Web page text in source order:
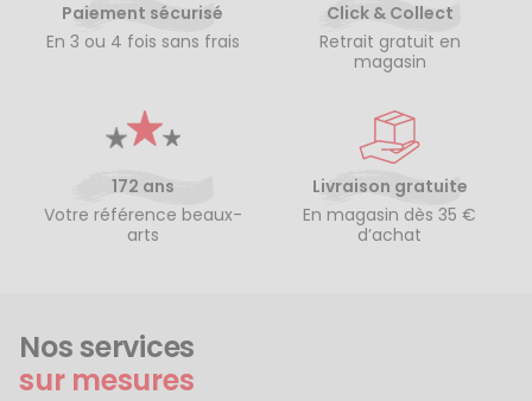
Paiement sécurisé
En 3 ou 4 fois sans frais
Click & Collect
Retrait gratuit en
magasin
172 ans
Votre référence beaux-
arts
Livraison gratuite
En magasin dès 35 €
d’achat
Nos services
sur mesures